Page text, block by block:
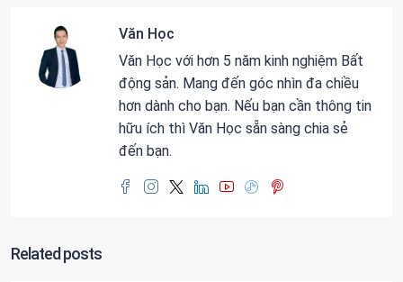
Văn Học
Văn Học với hơn 5 năm kinh nghiệm Bất
động sản. Mang đến góc nhìn đa chiều
hơn dành cho bạn. Nếu bạn cần thông tin
hữu ích thì Văn Học sẵn sàng chia sẻ
đến bạn.
Related posts